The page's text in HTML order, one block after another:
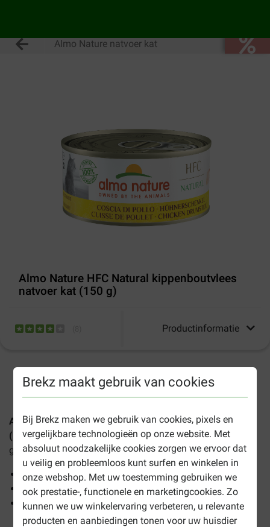
Brekz maakt gebruik van cookies
Bij Brekz maken we gebruik van cookies, pixels en
vergelijkbare technologieën op onze website. Met
absoluut noodzakelijke cookies zorgen we ervoor dat
u veilig en probleemloos kunt surfen en winkelen in
onze webshop. Met uw toestemming gebruiken we
ook prestatie-, functionele en marketingcookies. Zo
kunnen we uw winkelervaring verbeteren, u relevante
producten en aanbiedingen tonen voor uw huisdier
Almo Nature natvoer kat
Almo Nature HFC Natural kippenboutvlees
natvoer kat (150 g)
Productinformatie
1-3 werkdagen levertijd, tenzij anders aangegeven
Almo Nature HFC Natural kippenboutvlees natvoer kat
(150 g)is een hoogwaardig, volledig natvoer met kip en is
geschikt voor katten van alle leeftijden.
Wel 55% kippenvlees
Ingrediënten voor menselijke consumptie
Geconserveerd in eigen kookvocht